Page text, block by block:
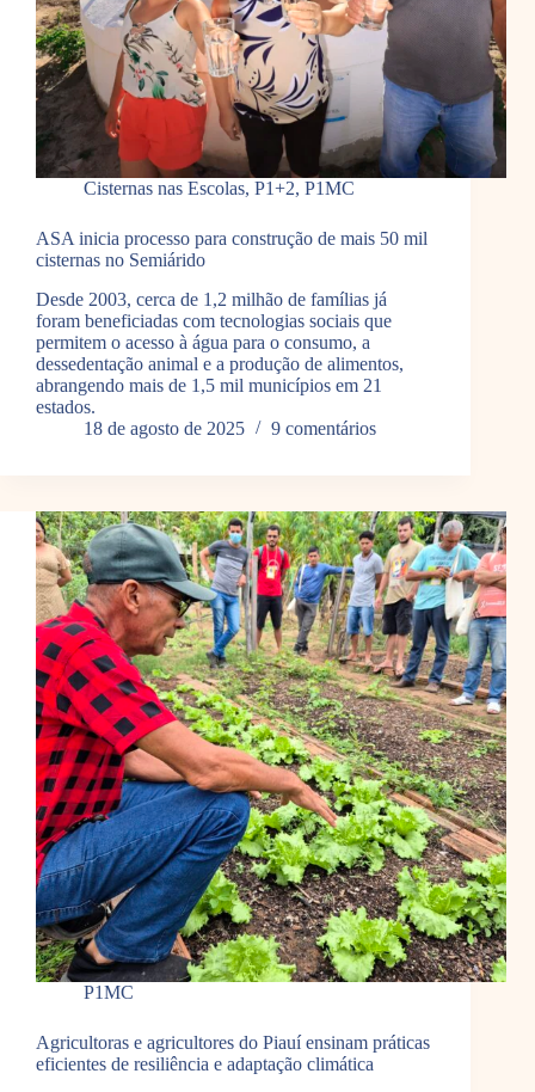
Cisternas nas Escolas, P1+2, P1MC
ASA inicia processo para construção de mais 50 mil
cisternas no Semiárido
Desde 2003, cerca de 1,2 milhão de famílias já
foram beneficiadas com tecnologias sociais que
permitem o acesso à água para o consumo, a
dessedentação animal e a produção de alimentos,
abrangendo mais de 1,5 mil municípios em 21
estados.
18 de agosto de 2025
9 comentários
P1MC
Agricultoras e agricultores do Piauí ensinam práticas
eficientes de resiliência e adaptação climática